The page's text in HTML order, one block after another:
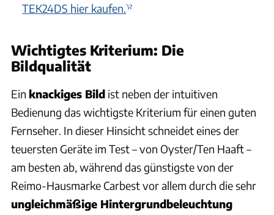
TEK24DS hier kaufen.
Wichtigtes Kriterium: Die
Bildqualität
Ein knackiges Bild ist neben der intuitiven
Bedienung das wichtigste Kriterium für einen guten
Fernseher. In dieser Hinsicht schneidet eines der
teuersten Geräte im Test – von Oyster/Ten Haaft –
am besten ab, während das günstigste von der
Reimo-Hausmarke Carbest vor allem durch die sehr
ungleichmäßige Hintergrundbeleuchtung